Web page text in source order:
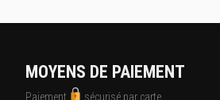
MOYENS DE PAIEMENT
Paiement sécurisé par carte